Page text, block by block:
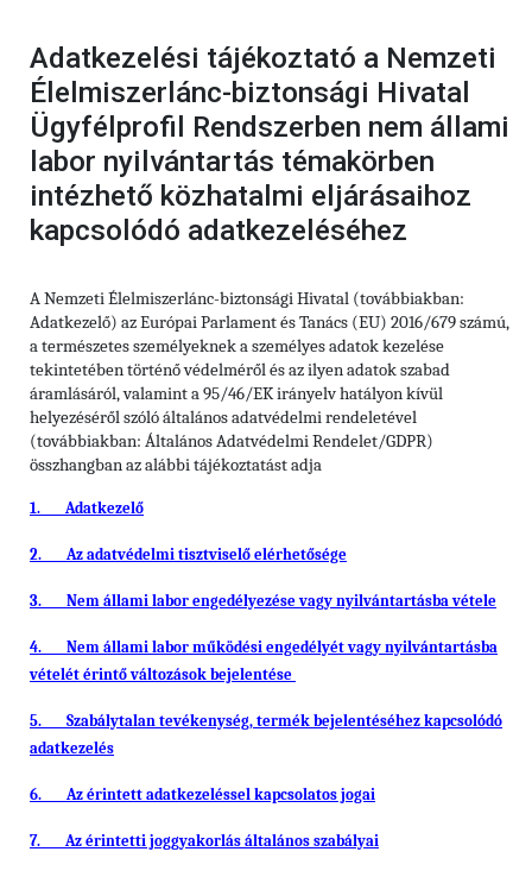
Adatkezelési tájékoztató a Nemzeti
Élelmiszerlánc-biztonsági Hivatal
Ügyfélprofil Rendszerben nem állami
labor nyilvántartás témakörben
intézhető közhatalmi eljárásaihoz
kapcsolódó adatkezeléséhez
A Nemzeti Élelmiszerlánc-biztonsági Hivatal (továbbiakban:
Adatkezelő) az Európai Parlament és Tanács (EU) 2016/679 számú,
a természetes személyeknek a személyes adatok kezelése
tekintetében történő védelméről és az ilyen adatok szabad
áramlásáról, valamint a 95/46/EK irányelv hatályon kívül
helyezéséről szóló általános adatvédelmi rendeletével
(továbbiakban: Általános Adatvédelmi Rendelet/GDPR)
összhangban az alábbi tájékoztatást adja
1. Adatkezelő
2. Az adatvédelmi tisztviselő elérhetősége
3. Nem állami labor engedélyezése vagy nyilvántartásba vétele
4.
Nem állami labor működési engedélyét vagy nyilvántartásba
vételét érintő változások bejelentése
5.
Szabálytalan tevékenység, termék bejelentéséhez kapcsolódó
adatkezelés
6. Az érintett adatkezeléssel kapcsolatos jogai
7. Az érintetti joggyakorlás általános szabályai